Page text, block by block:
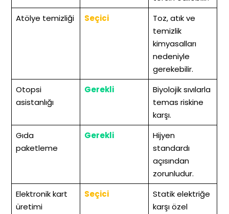
Atölye temizliği
Seçici
Toz, atık ve
temizlik
kimyasalları
nedeniyle
gerekebilir.
Otopsi
asistanlığı
Gerekli
Biyolojik sıvılarla
temas riskine
karşı.
Gıda
paketleme
Gerekli
Hijyen
standardı
açısından
zorunludur.
Elektronik kart
üretimi
Seçici
Statik elektriğe
karşı özel